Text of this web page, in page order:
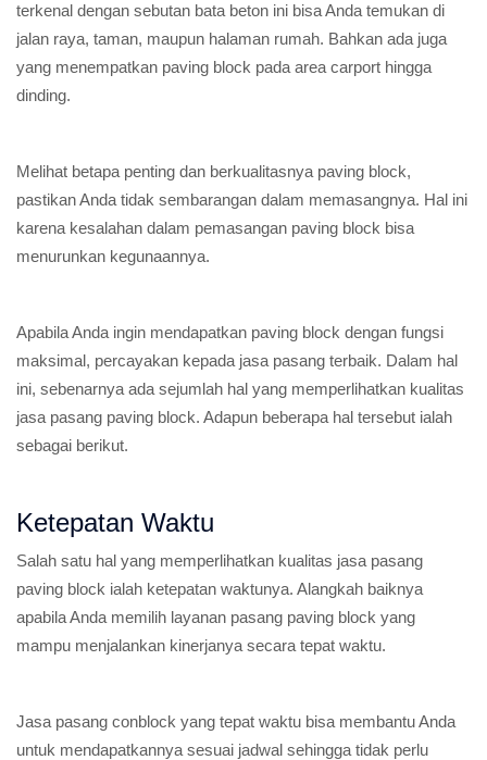
terkenal dengan sebutan bata beton ini bisa Anda temukan di
jalan raya, taman, maupun halaman rumah. Bahkan ada juga
yang menempatkan paving block pada area carport hingga
dinding.
Melihat betapa penting dan berkualitasnya paving block,
pastikan Anda tidak sembarangan dalam memasangnya. Hal ini
karena kesalahan dalam pemasangan paving block bisa
menurunkan kegunaannya.
Apabila Anda ingin mendapatkan paving block dengan fungsi
maksimal, percayakan kepada jasa pasang terbaik. Dalam hal
ini, sebenarnya ada sejumlah hal yang memperlihatkan kualitas
jasa pasang paving block. Adapun beberapa hal tersebut ialah
sebagai berikut.
Ketepatan Waktu
Salah satu hal yang memperlihatkan kualitas jasa pasang
paving block ialah ketepatan waktunya. Alangkah baiknya
apabila Anda memilih layanan pasang paving block yang
mampu menjalankan kinerjanya secara tepat waktu.
Jasa pasang conblock yang tepat waktu bisa membantu Anda
untuk mendapatkannya sesuai jadwal sehingga tidak perlu